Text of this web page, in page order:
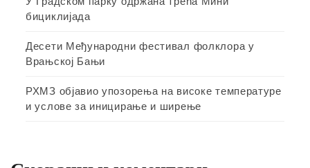
бициклијада
Десети Међународни фестивал фолклора у
Врањској Бањи
РХМЗ објавио упозорења на високе температуре
и услове за иницирање и ширење